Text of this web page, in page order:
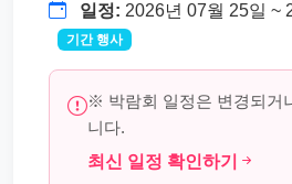
일정: 2026년 07월 25일 ~
기간 행사
※ 박람회 일정은 변경되거
니다.
최신 일정 확인하기